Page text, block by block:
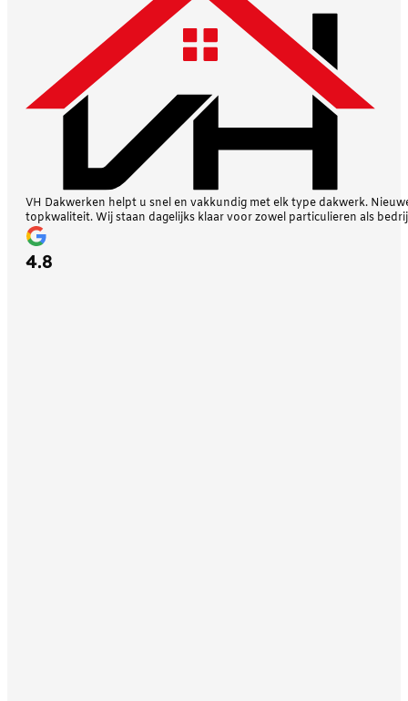
VH Dakwerken helpt u snel en vakkundig met elk type dakwerk.
topkwaliteit. Wij staan dagelijks klaar voor zowel particulieren als
4.8